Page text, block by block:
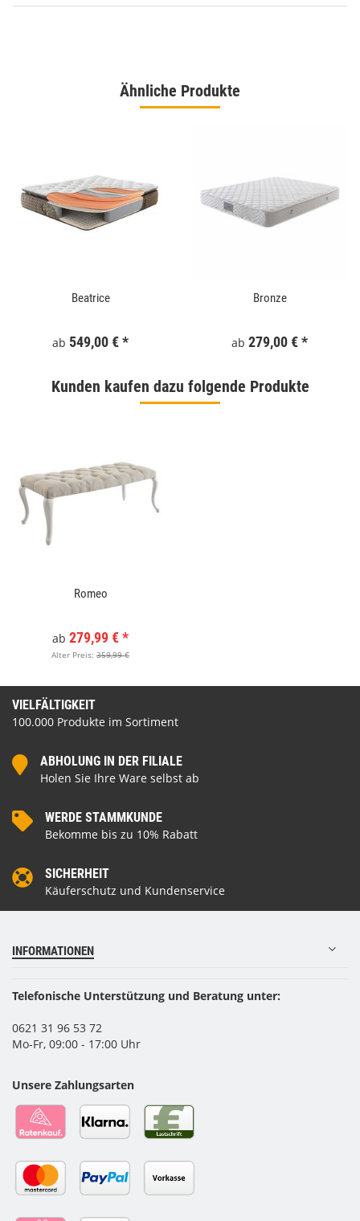
Ähnliche Produkte
Beatrice
ab 549,00 €*
Bronze
ab 279,00 €*
Kunden kaufen dazu folgende Produkte
Romeo
ab 279,99 €*
Alter Preis: 359,99 €
VIELFÄLTIGKEIT
100.000 Produkte im Sortiment
ABHOLUNG IN DER FILIALE
Holen Sie Ihre Ware selbst ab
WERDE STAMMKUNDE
Bekomme bis zu 10% Rabatt
SICHERHEIT
Käuferschutz und Kundenservice
INFORMATIONEN
Telefonische Unterstützung und Beratung unter:
0621 31 96 53 72
Mo-Fr, 09:00 - 17:00 Uhr
Unsere Zahlungsarten